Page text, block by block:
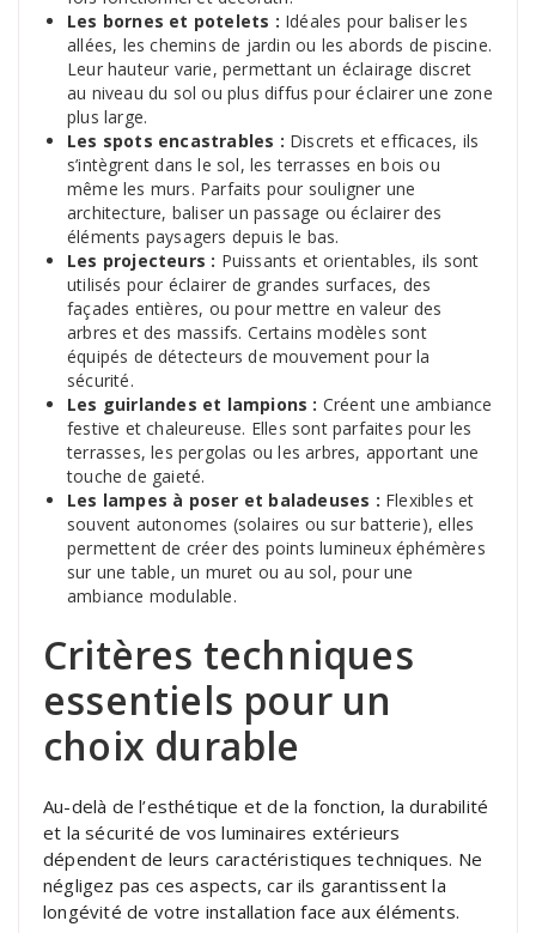
Les bornes et potelets : Idéales pour baliser les
allées, les chemins de jardin ou les abords de piscine.
Leur hauteur varie, permettant un éclairage discret
au niveau du sol ou plus diffus pour éclairer une zone
plus large.
Les spots encastrables : Discrets et efficaces, ils
s’intègrent dans le sol, les terrasses en bois ou
même les murs. Parfaits pour souligner une
architecture, baliser un passage ou éclairer des
éléments paysagers depuis le bas.
Les projecteurs : Puissants et orientables, ils sont
utilisés pour éclairer de grandes surfaces, des
façades entières, ou pour mettre en valeur des
arbres et des massifs. Certains modèles sont
équipés de détecteurs de mouvement pour la
sécurité.
Les guirlandes et lampions : Créent une ambiance
festive et chaleureuse. Elles sont parfaites pour les
terrasses, les pergolas ou les arbres, apportant une
touche de gaieté.
Les lampes à poser et baladeuses : Flexibles et
souvent autonomes (solaires ou sur batterie), elles
permettent de créer des points lumineux éphémères
sur une table, un muret ou au sol, pour une
ambiance modulable.
Critères techniques
essentiels pour un
choix durable
Au-delà de l’esthétique et de la fonction, la durabilité
et la sécurité de vos luminaires extérieurs
dépendent de leurs caractéristiques techniques. Ne
négligez pas ces aspects, car ils garantissent la
longévité de votre installation face aux éléments.